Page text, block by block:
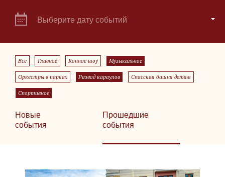
Выберите дату событий
Все Главное Конное шоу Музыкальное
Оркестры в парках Развод караулов Спасская башня детям
Спортивное
Новые
события
Прошедшие
события